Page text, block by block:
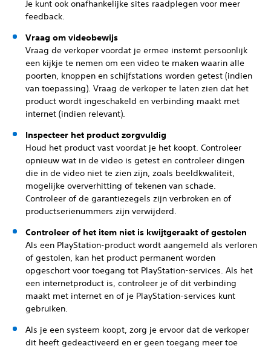
Je kunt ook onafhankelijke sites raadplegen voor meer
feedback.
Vraag om videobewijs
Vraag de verkoper voordat je ermee instemt persoonlijk
een kijkje te nemen om een video te maken waarin alle
poorten, knoppen en schijfstations worden getest (indien
van toepassing). Vraag de verkoper te laten zien dat het
product wordt ingeschakeld en verbinding maakt met
internet (indien relevant).
Inspecteer het product zorgvuldig
Houd het product vast voordat je het koopt. Controleer
opnieuw wat in de video is getest en controleer dingen
die in de video niet te zien zijn, zoals beeldkwaliteit,
mogelijke oververhitting of tekenen van schade.
Controleer of de garantiezegels zijn verbroken en of
productserienummers zijn verwijderd.
Controleer of het item niet is kwijtgeraakt of gestolen
Als een PlayStation-product wordt aangemeld als verloren
of gestolen, kan het product permanent worden
opgeschort voor toegang tot PlayStation-services. Als het
een internetproduct is, controleer je of dit verbinding
maakt met internet en of je PlayStation-services kunt
gebruiken.
Als je een systeem koopt, zorg je ervoor dat de verkoper
dit heeft gedeactiveerd en er geen toegang meer toe